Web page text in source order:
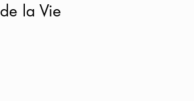
de la Vie